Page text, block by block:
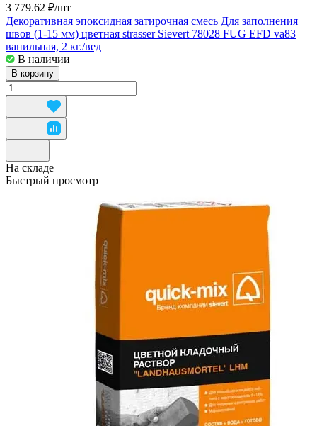
3 779.62 ₽/шт
Декоративная эпоксидная затирочная смесь Для заполнения
швов (1-15 мм) цветная strasser Sievert 78028 FUG EFD va83
ванильная, 2 кг./вед
В наличии
В корзину
На складе
Быстрый просмотр